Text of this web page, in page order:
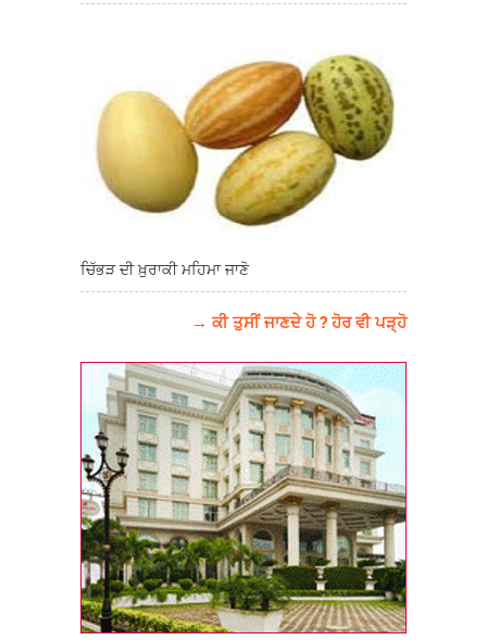
ਚਿੱਭੜ ਦੀ ਖ਼ੁਰਾਕੀ ਮਹਿਮਾ ਜਾਣੋ
→ ਕੀ ਤੁਸੀਂ ਜਾਣਦੇ ਹੋ ? ਹੋਰ ਵੀ ਪੜ੍ਹੋ